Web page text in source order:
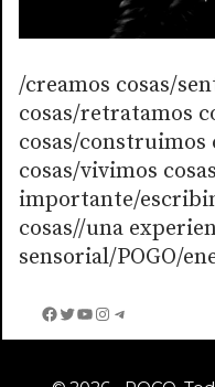
/creamos cosas/
cosas/retratamos
cosas/construimos
cosas/vivimos
importante/
cosas//una
sensorial/POGO/
Facebook
Twitter
YouTube
Instagram
Telegram